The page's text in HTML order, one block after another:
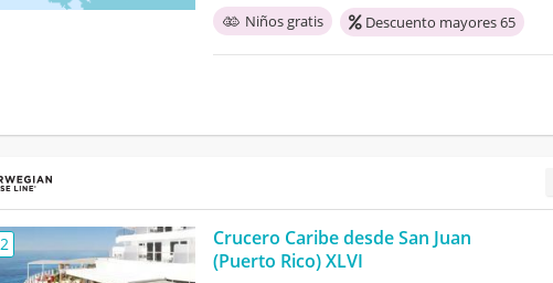
Niños gratis Descuento mayores 65
Crucero Caribe desde San Juan
(Puerto Rico) XLVI